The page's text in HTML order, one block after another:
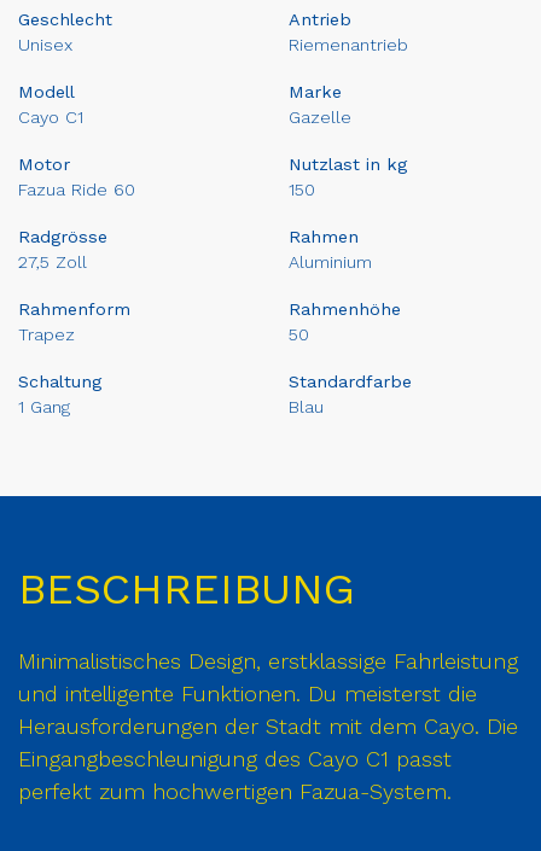
Geschlecht
Unisex
Antrieb
Riemenantrieb
Modell
Cayo C1
Marke
Gazelle
Motor
Fazua Ride 60
Nutzlast in kg
150
Radgrösse
27,5 Zoll
Rahmen
Aluminium
Rahmenform
Trapez
Rahmenhöhe
50
Schaltung
1 Gang
Standardfarbe
Blau
BESCHREIBUNG
Minimalistisches Design, erstklassige Fahrleistung
und intelligente Funktionen. Du meisterst die
Herausforderungen der Stadt mit dem Cayo. Die
Eingangbeschleunigung des Cayo C1 passt
perfekt zum hochwertigen Fazua-System.